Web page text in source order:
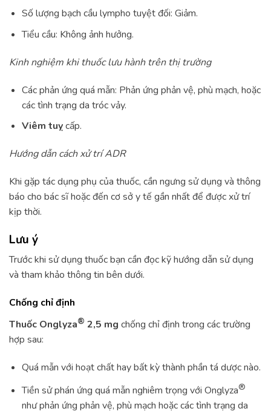
Số lượng bạch cầu lympho tuyệt đối: Giảm.
Tiểu cầu: Không ảnh hưởng.
Kinh nghiệm khi thuốc lưu hành trên thị trường
Các phản ứng quá mẫn: Phản ứng phản vệ, phù mạch, hoặc
các tình trạng da tróc vảy.
Viêm tuỵcấp.
Hướng dẫn cách xử trí ADR
Khi gặp tác dụng phụ của thuốc, cần ngưng sử dụng và thông
báo cho bác sĩ hoặc đến cơ sở y tế gần nhất để được xử trí
kịp thời.
Lưu ý
Trước khi sử dụng thuốc bạn cần đọc kỹ hướng dẫn sử dụng
và tham khảo thông tin bên dưới.
Chống chỉ định
Thuốc Onglyza® 2,5 mg chống chỉ định trong các trường
hợp sau:
Quá mẫn với hoạt chất hay bất kỳ thành phần tá dược nào.
Tiền sử phán ứng quá mẫn nghiêm trọng với Onglyza®
như phản ứng phản vệ, phù mạch hoặc các tình trạng da